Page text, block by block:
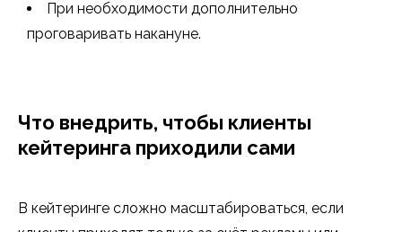
При необходимости дополнительно
проговаривать накануне.
Что внедрить, чтобы клиенты
кейтеринга приходили сами
В кейтеринге сложно масштабироваться, если